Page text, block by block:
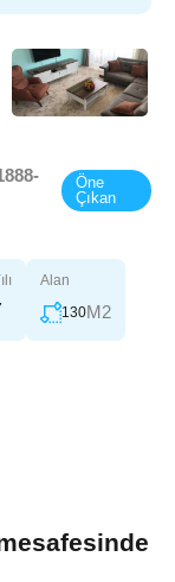
Öne
Çıkan
Alan
130M2